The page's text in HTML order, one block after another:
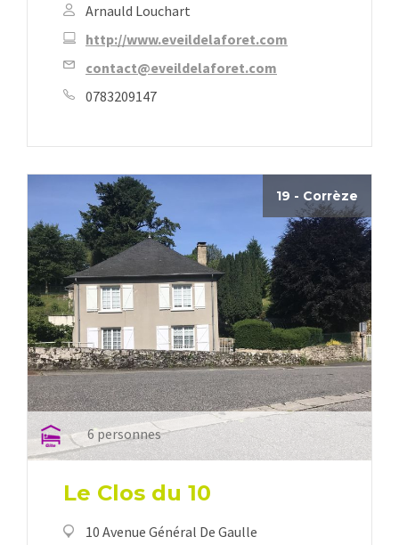
Arnauld Louchart
http://www.eveildelaforet.com
contact@eveildelaforet.com
0783209147
19 - Corrèze
6 personnes
Le Clos du 10
10 Avenue Général De Gaulle